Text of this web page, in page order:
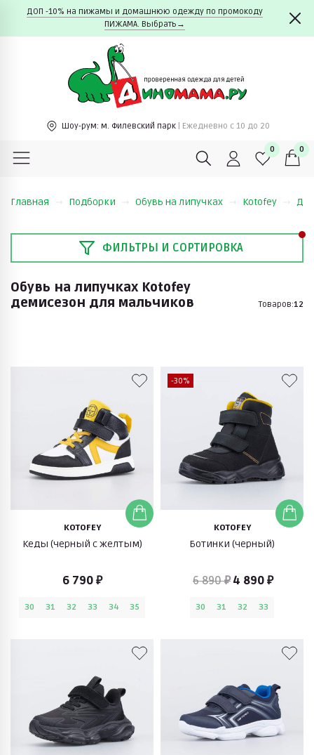
ДОП -10% на пижамы и домашнюю одежду по промокоду
ПИЖАМА. Выбрать→
Шоу-рум: м. Филевский парк | Ежедневно c 10 до 20
0 0
Главная Подборки Обувь на липучках Kotofey
ФИЛЬТРЫ И СОРТИРОВКА
Обувь на липучках Kotofey
демисезон для мальчиков
Товаров:12
KOTOFEY
Кеды (черный с желтым)
6 790 ₽
30 31 32 33 34 35
-30%
KOTOFEY
Ботинки (черный)
6 890 ₽ 4 890 ₽
30 31 32 33